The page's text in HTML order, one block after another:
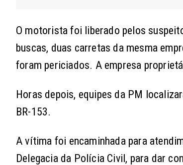
O motorista foi liberado pelos
buscas, duas carretas da mesma
foram periciados. A empresa
Horas depois, equipes da PM
BR-153.
A vítima foi encaminhada para
Delegacia da Polícia Civil, para dar